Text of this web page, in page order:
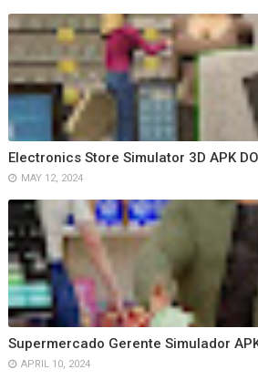
Electronics Store Simulator 3D APK
MAY 12, 2024
Supermercado Gerente Simulador
APRIL 10, 2024